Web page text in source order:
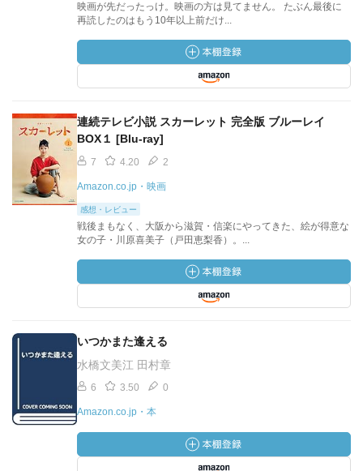
映画が先だったっけ。映画の方は見てません。 たぶん最後に
再読したのはもう10年以上前だけ...
連続テレビ小説 スカーレット 完全版 ブルーレイ
BOX１ [Blu-ray]
7 4.20 2
Amazon.co.jp・映画
感想・レビュー
戦後まもなく、大阪から滋賀・信楽にやってきた、絵が得意な
女の子・川原喜美子（戸田恵梨香）。...
いつかまた逢える
水橋文美江 田村章
6 3.50 0
Amazon.co.jp・本